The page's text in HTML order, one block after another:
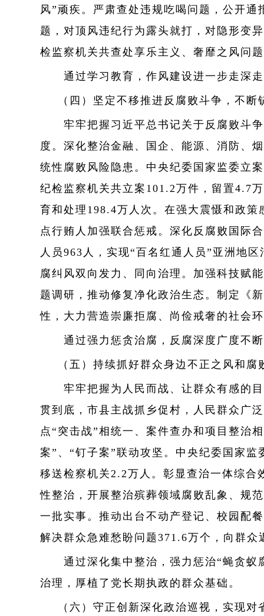
风”顽疾。严肃查处违规吃喝问题，公开
题，对顶风违纪行为露头就打，对隐形变
检监察机关共查处享乐主义、奢靡之风问
通过学习教育，作风建设进一步走深走
（四）坚定不移推进反腐败斗争，不
牢牢把握习近平总书记关于反腐败斗争
度。深化整治金融、国企、能源、消防、
统性腐败风险隐患。中央纪委国家监委立
纪检监察机关共立案101.2万件，留置4.7
育和处理198.4万人次。在强大震慑和政
点行贿人加强联合惩戒。深化反腐败国际
人员963人，实现“百名红通人员”亚洲地
腐纠风双向发力、同向治理。加强科技赋
题调研，推动修复净化政治生态。制定《
性，大力营造崇廉拒腐、尚俭戒奢的社会
通过强力惩贪治腐，反腐深度广度不断
（五）持续抓好群众身边不正之风和
牢牢把握为人民而战、让群众有感的目
贯到底，市县主战抓乡促村，人民群众广
点“突击战”相统一、案件查办和项目整治
案”、“钉子案”联动攻坚。中央纪委国家
移送检察机关2.2万人。彰显查治一体综合
性整治，开展整治殡葬领域腐败乱象、规
一批实事。推动出台不动产登记、校园配
解决群众急难愁盼问题371.6万个，向群众
通过深化集中整治，强力惩治“蝇贪蚁
治理，厚植了党长期执政的群众基础。
（六）守正创新深化政治巡视，实现对